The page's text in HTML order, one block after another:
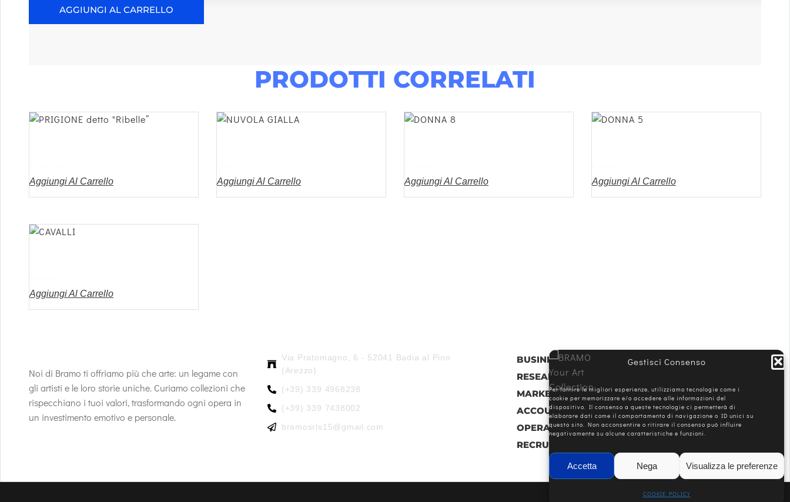
Gestisci Consenso
Per fornire le migliori esperienze, utilizziamo tecnologie come i
cookie per memorizzare e/o accedere alle informazioni del
dispositivo. Il consenso a queste tecnologie ci permetterà di
elaborare dati come il comportamento di navigazione o ID unici su
questo sito. Non acconsentire o ritirare il consenso può influire
negativamente su alcune caratteristiche e funzioni.
Accetta Nega Visualizza le preferenze
COOKIE POLICY
AGGIUNGI AL CARRELLO
PRODOTTI CORRELATI
Aggiungi Al Carrello Aggiungi Al Carrello Aggiungi Al Carrello Aggiungi Al Carrello
Aggiungi Al Carrello
Noi di Bramo ti offriamo più che arte: un legame con
gli artisti e le loro storie uniche. Curiamo collezioni che
rispecchiano i tuoi valori, trasformando ogni opera in
un investimento emotivo e personale.
Via Pratomagno, 6 - 52041 Badia al Pino
(Arezzo)
(+39) 339 4968238
(+39) 339 7438002
bramosrls15@gmail.com
BUSINESS STRATEGY
RESEARCH & ANALYSIS
MARKETING & SALES
ACCOUNTING MANAGEMENT
OPERATIONAL OPTIMIZATION
RECRUITING & TRAINING